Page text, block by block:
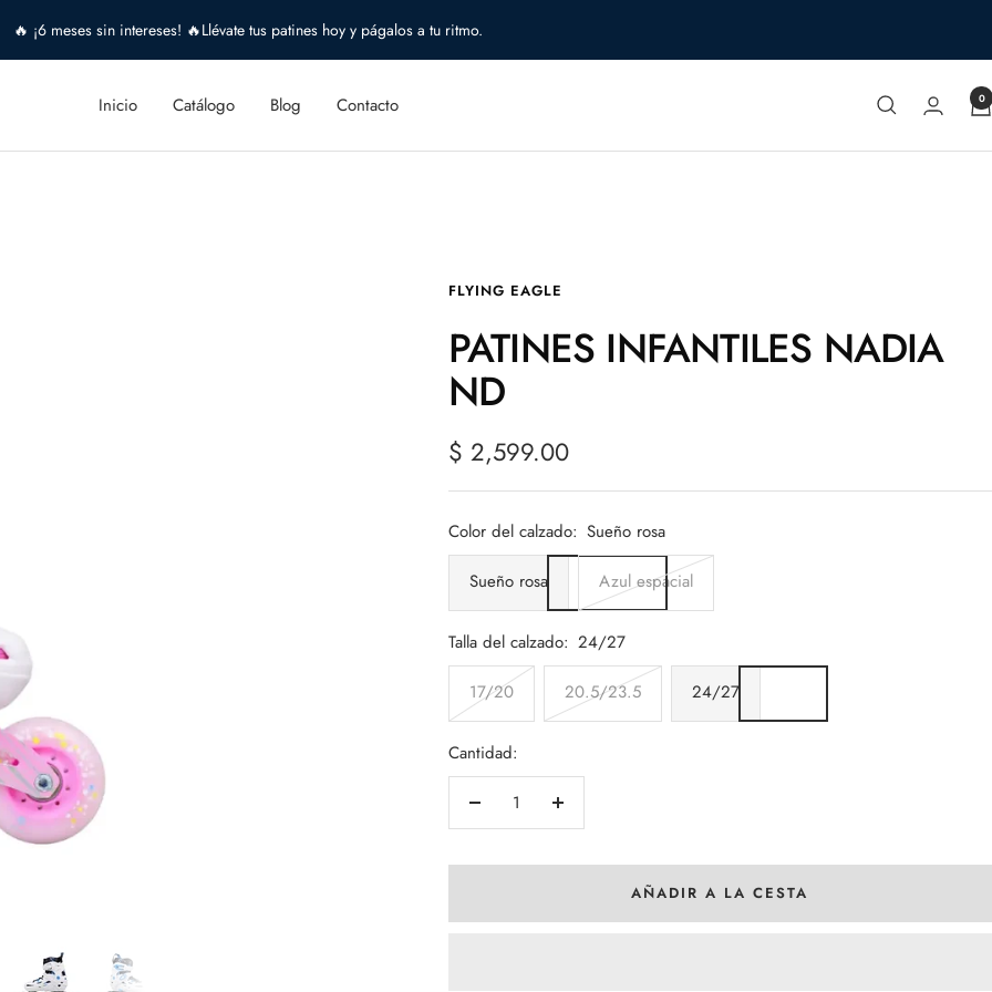
🔥 ¡6 meses sin intereses! 🔥Llévate tus patines hoy y págalos a tu ritmo.
Inicio Catálogo Blog Contacto 0
FLYING EAGLE
PATINES INFANTILES NADIA
ND
Precio
de
venta
$ 2,599.00
Color del calzado: Sueño rosa
Sueño rosa Azul espacial
Talla del calzado: 24/27
17/20 20.5/23.5 24/27
Cantidad:
Decrecer
Aumentar
AÑADIR A LA CESTA